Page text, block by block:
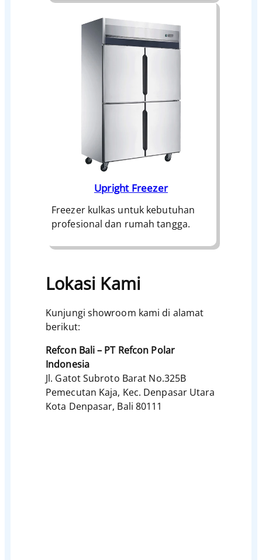
Upright Freezer
Freezer kulkas untuk kebutuhan
profesional dan rumah tangga.
Lokasi Kami
Kunjungi showroom kami di alamat
berikut:
Refcon Bali – PT Refcon Polar
Indonesia
Jl. Gatot Subroto Barat No.325B
Pemecutan Kaja, Kec. Denpasar Utara
Kota Denpasar, Bali 80111